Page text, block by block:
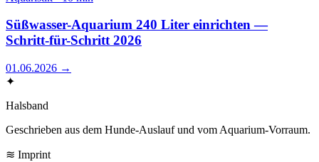
Süßwasser-Aquarium 240 Liter einrichten —
Schritt-für-Schritt 2026
01.06.2026 →
✦
Halsband
Geschrieben aus dem Hunde-Auslauf und vom Aquarium-Vorraum.
≋ Imprint